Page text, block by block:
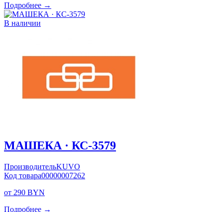
Подробнее →
В наличии
МАШЕКА · КС-3579
ПроизводительKUVO
Код товара00000007262
от 290 BYN
Подробнее →